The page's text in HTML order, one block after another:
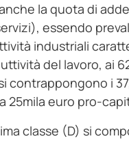
la quota di
essendo
industriali
del lavoro, ai
contrappongono i
25mila euro pro-
classe (D) si